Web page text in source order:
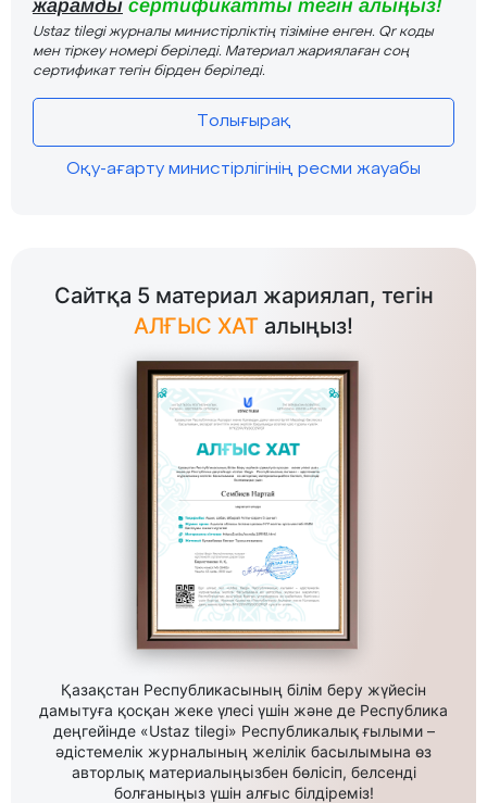
жарамды сертификатты тегін алыңыз!
Ustaz tilegi журналы министірліктің тізіміне енген. Qr коды
мен тіркеу номері беріледі. Материал жариялаған соң
сертификат тегін бірден беріледі.
Толығырақ
Оқу-ағарту министірлігінің ресми жауабы
Сайтқа 5 материал жариялап, тегін
АЛҒЫС ХАТ алыңыз!
Қазақстан Республикасының білім беру жүйесін
дамытуға қосқан жеке үлесі үшін және де Республика
деңгейінде «Ustaz tilegi» Республикалық ғылыми –
әдістемелік журналының желілік басылымына өз
авторлық материалыңызбен бөлісіп, белсенді
болғаныңыз үшін алғыс білдіреміз!